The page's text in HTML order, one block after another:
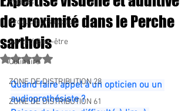
Pâques
Producteurs locaux
Santé / Bien-être
Culinaire
ZONE DE DISTRIBUTION 28
ZONE DE DISTRIBUTION 61
de proximité dans le Perche
sarthois
Noté NaN étoiles sur 5.
Quand faire appel à un opticien ou un
audioprothésiste ?